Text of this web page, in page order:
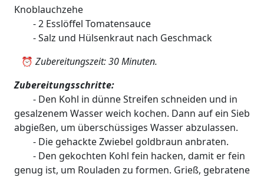
Knoblauchzehe
- 2 Esslöffel Tomatensauce
- Salz und Hülsenkraut nach Geschmack
⏰ Zubereitungszeit: 30 Minuten.
Zubereitungsschritte:
- Den Kohl in dünne Streifen schneiden und in
gesalzenem Wasser weich kochen. Dann auf ein Sieb
abgießen, um überschüssiges Wasser abzulassen.
- Die gehackte Zwiebel goldbraun anbraten.
- Den gekochten Kohl fein hacken, damit er fein
genug ist, um Rouladen zu formen. Grieß, gebratene